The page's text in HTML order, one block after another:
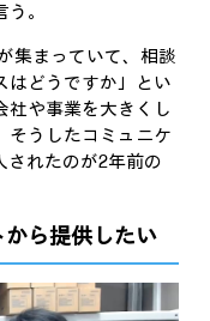
。
集まっていて、相談
はどうですか」とい
社や事業を大きくし
そうしたコミュニケ
されたのが2年前の
ら提供したい